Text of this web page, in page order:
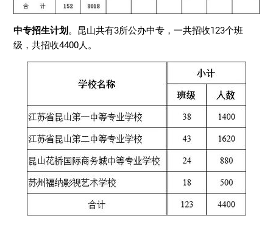
中专招生计划 。昆山共有3所公办中专，一共招收123个班
级，共招收4400人。